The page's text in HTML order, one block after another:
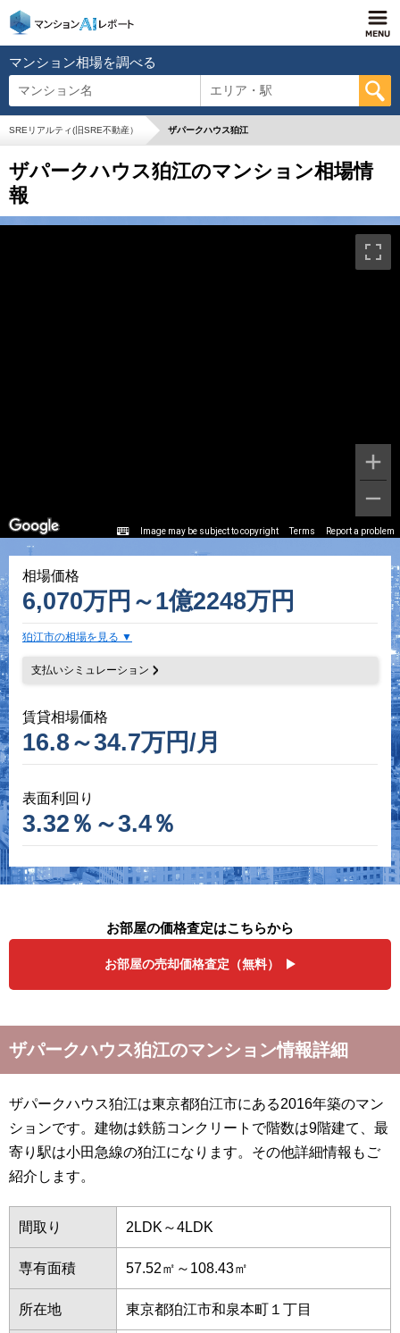
マンション相場を調べる
マンション名 エリア・駅
SREリアルティ(旧SRE不動産） ザパークハウス狛江
ザパークハウス狛江のマンション相場情
報
相場価格
6,070万円～1億2248万円
狛江市の相場を見る
支払いシミュレーション
賃貸相場価格
16.8～34.7万円/月
表面利回り
3.32％～3.4％
Image may be subject to copyright Terms Report a problem
お部屋の価格査定はこちらから
お部屋の売却価格査定（無料）
ザパークハウス狛江のマンション情報詳細
ザパークハウス狛江は東京都狛江市にある2016年築のマン
ションです。建物は鉄筋コンクリートで階数は9階建て、最
寄り駅は小田急線の狛江になります。その他詳細情報もご
紹介します。
間取り 2LDK～4LDK
専有面積 57.52㎡～108.43㎡
所在地 東京都狛江市和泉本町１丁目